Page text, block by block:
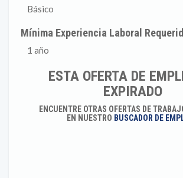
Básico
Mínima Experiencia Laboral
1 año
ESTA OFERTA DE
EXPIRADO
ENCUENTRE OTRAS OFERTAS DE
EN NUESTRO BUSCADOR DE